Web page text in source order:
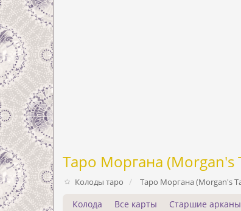
Таро Моргана (Morgan's
Колоды таро Таро Моргана (Morgan's
Колода Все карты Старшие арканы